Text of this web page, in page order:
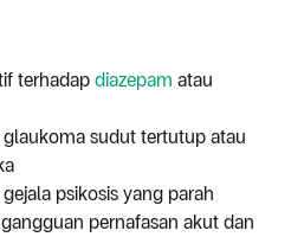
terhadap diazepam atau
glaukoma sudut tertutup atau
psikosis yang parah
pernafasan akut dan